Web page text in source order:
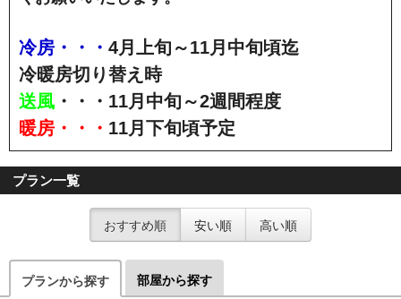
冷房・・・ 4月上旬～11月中旬頃迄
冷暖房切り替え時
送風 ・・・11月中旬～2週間程度
暖房・・・ 11月下旬頃予定
プラン一覧
おすすめ順 安い順 高い順
プランから探す 部屋から探す